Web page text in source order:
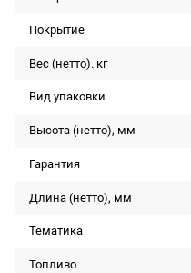
Покрытие
Вес (нетто). кг
Вид упаковки
Высота (нетто), мм
Гарантия
Длина (нетто), мм
Тематика
Топливо